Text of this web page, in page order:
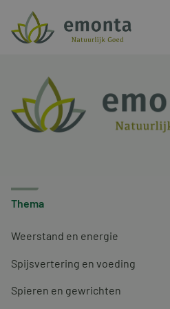
Ga naar de inhoud
Thema
Weerstand en energie
Spijsvertering en voeding
Spieren en gewrichten